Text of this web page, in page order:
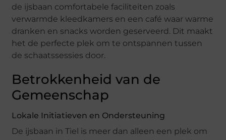
de ijsbaan comfortabele faciliteiten zoals
verwarmde kleedkamers en een café waar warme
dranken en snacks worden geserveerd. Dit maakt
het de perfecte plek om te ontspannen tussen
de schaatssessies door.
Betrokkenheid van de
Gemeenschap
Lokale Initiatieven en Ondersteuning
De ijsbaan in Tiel is meer dan alleen een plek om